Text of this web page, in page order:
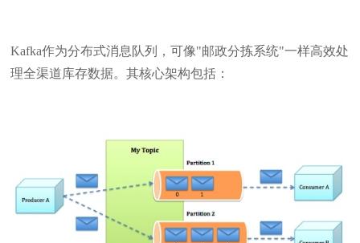
Kafka作为分布式消息队列，可像"邮政分拣系统"一样高效处
理全渠道库存数据。其核心架构包括：